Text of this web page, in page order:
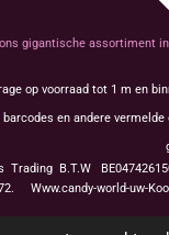
gigantische assortiment
op voorraad tot 1 m en
en andere
Trading B.T.W
Www.candy-world-uw-